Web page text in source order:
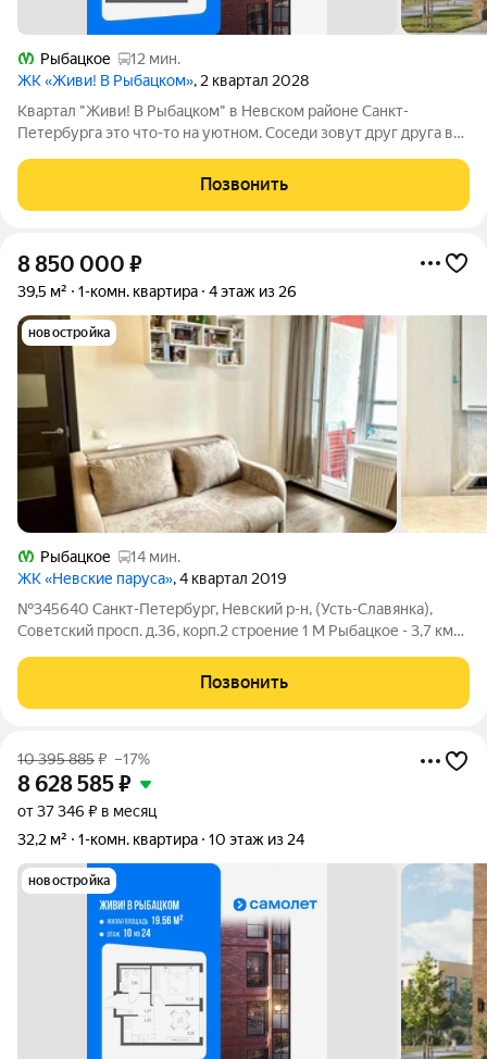
Рыбацкое
12 мин.
ЖК «Живи! В Рыбацком», 2 квартал 2028
Квартал "Живи! В Рыбацком" в Невском районе Санкт-
Петербурга это что-то на уютном. Соседи зовут друг друга в
цветущих аллеях во дворе. Но всего 20 минут пешком и вы у
метро "Рыбацкое",
Позвонить
8 850 000 ₽
39,5 м² 1-комн. квартира 4 этаж из 26
новостройка
Рыбацкое
14 мин.
ЖК «Невские паруса», 4 квартал 2019
№345640 Санкт-Петербург, Невский р-н, (Усть-Славянка),
Советский просп. д.36, корп.2 строение 1 М Рыбацкое - 3,7 км
«Невские паруса»! Представьте: каждое утро вы просыпаетесь
от мягкого света,
Позвонить
10 395 885₽ –17%
8 628 585₽
от 37 346 ₽ в месяц
32,2 м²
1-комн. квартира 10 этаж из 24
новостройка